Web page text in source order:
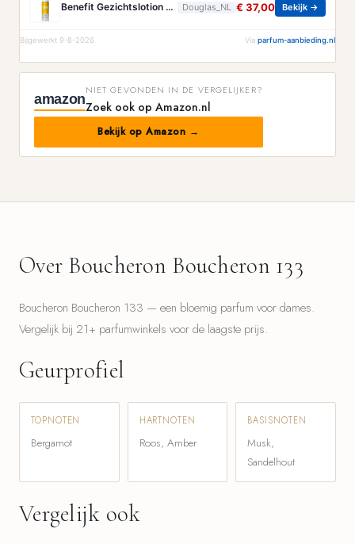
Benefit Gezichtslotion The POREfessional Gezichtstoner Unisex 133ml Douglas_NL € 37,00 Bekijk →
Bijgewerkt 9-8-2026 Via parfum-aanbieding.nl
amazon
NIET GEVONDEN IN DE VERGELIJKER?
Zoek ook op Amazon.nl
Bekijk op Amazon →
Over Boucheron Boucheron 133
Boucheron Boucheron 133 — een bloemig parfum voor dames.
Vergelijk bij 21+ parfumwinkels voor de laagste prijs.
Geurprofiel
TOPNOTEN
Bergamot
HARTNOTEN
Roos, Amber
BASISNOTEN
Musk,
Sandelhout
Vergelijk ook